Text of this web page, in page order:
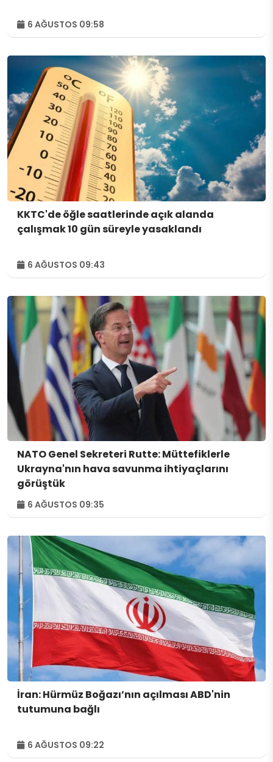
6 AĞUSTOS 09:58
KKTC'de öğle saatlerinde açık alanda
çalışmak 10 gün süreyle yasaklandı
6 AĞUSTOS 09:43
NATO Genel Sekreteri Rutte: Müttefiklerle
Ukrayna'nın hava savunma ihtiyaçlarını
görüştük
6 AĞUSTOS 09:35
İran: Hürmüz Boğazı’nın açılması ABD'nin
tutumuna bağlı
6 AĞUSTOS 09:22